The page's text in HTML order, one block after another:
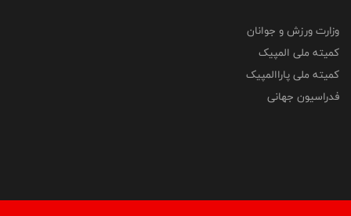
وزارت ورزش و جوانان
کمیته ملی المپیک
کمیته ملی پاراالمپیک
فدراسیون جهانی